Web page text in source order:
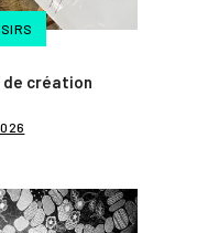
création